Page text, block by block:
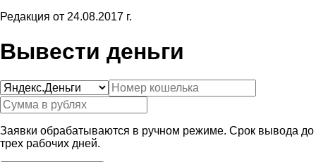
Редакция от 24.08.2017 г.
Вывести деньги
Заявки обрабатываются в ручном режиме. Срок вывода до
трех рабочих дней.